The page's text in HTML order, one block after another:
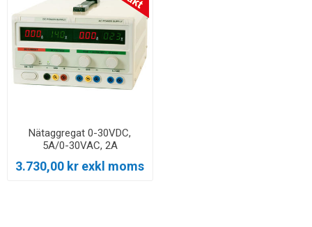
Nätaggregat 0-30VDC,
5A/0-30VAC, 2A
3.730,00 kr exkl moms